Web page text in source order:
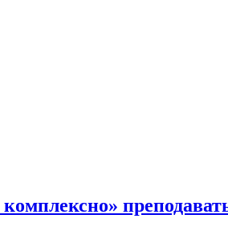
комплексно»